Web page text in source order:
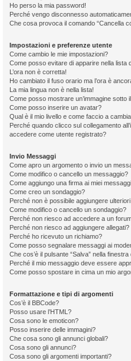
Ho perso la mia password!
Perché vengo disconnesso
Che cosa provoca il comando “Cancella
Impostazioni e preferenze utente
Come cambio le mie impostazioni?
Come posso evitare di apparire nella lista
L’ora non è corretta!
Ho cambiato il fuso orario ma l’ora è
La mia lingua non è nella lista!
Come posso mostrare un’immagine sotto
Come posso inserire un avatar?
Qual è il mio livello e come faccio a
Perché quando clicco sul collegamento
accedere come utente registrato?
Invio Messaggi
Come apro un argomento o invio un
Come modifico o cancello un messaggio?
Come aggiungo una firma ai miei
Come creo un sondaggio?
Perché non è possibile aggiungere
Come modifico o cancello un sondaggio?
Perché non riesco ad accedere a un
Perché non riesco ad aggiungere allegati?
Perché ho ricevuto un richiamo?
Come posso segnalare messaggi ai
Che cos’è il pulsante “Salva” nella
Perché il mio messaggio deve essere
Come posso spostare in cima un mio
Formattazione e tipi di argomenti
Cos’è il BBCode?
Posso usare l’HTML?
Cosa sono le emoticon?
Posso inserire delle immagini?
Che cosa sono gli annunci globali?
Cosa sono gli annunci?
Cosa sono gli argomenti importanti?